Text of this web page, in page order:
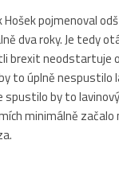
Hošek pojmenoval
dva roky. Je tedy
brexit neodstartuje
to úplně nespustilo
spustilo by to
minimálně začalo